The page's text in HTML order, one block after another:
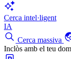
Cerca intel·ligent
IA
Cerca massiva
Inclòs amb el teu